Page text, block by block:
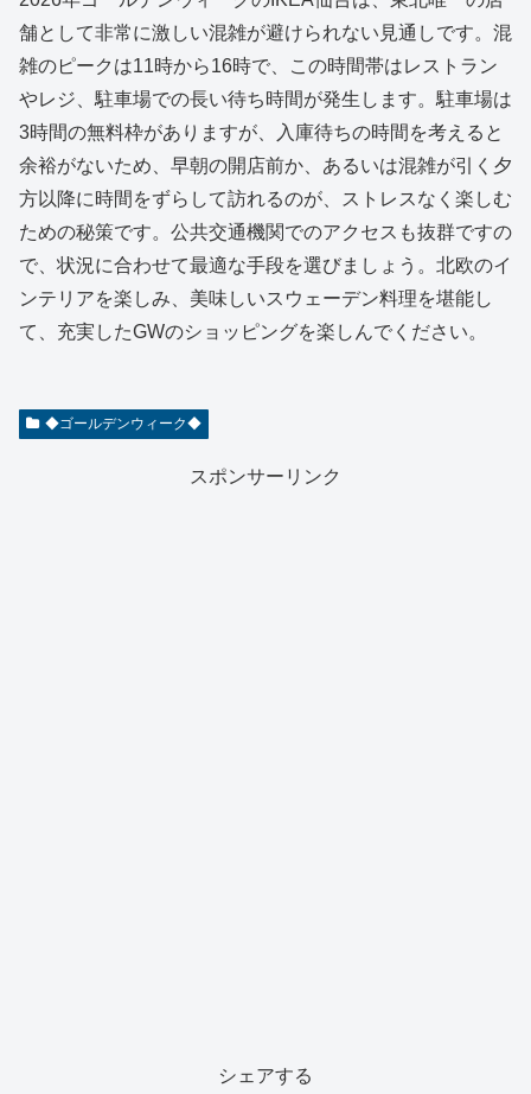
舗として非常に激しい混雑が避けられない見通しです。混
雑のピークは11時から16時で、この時間帯はレストラン
やレジ、駐車場での長い待ち時間が発生します。駐車場は
3時間の無料枠がありますが、入庫待ちの時間を考えると
余裕がないため、早朝の開店前か、あるいは混雑が引く夕
方以降に時間をずらして訪れるのが、ストレスなく楽しむ
ための秘策です。公共交通機関でのアクセスも抜群ですの
で、状況に合わせて最適な手段を選びましょう。北欧のイ
ンテリアを楽しみ、美味しいスウェーデン料理を堪能し
て、充実したGWのショッピングを楽しんでください。
◆ゴールデンウィーク◆
スポンサーリンク
シェアする